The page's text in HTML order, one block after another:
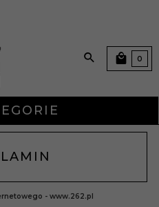
0
- www.262.pl